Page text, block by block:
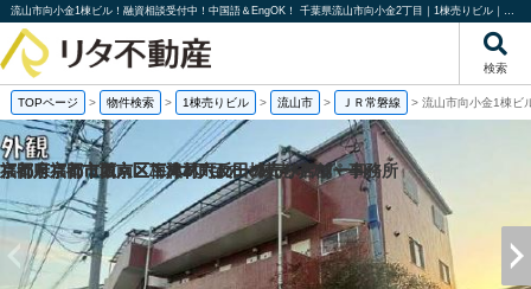
流山市向小金1棟ビル！融資相談受付中！中国語＆EngOK！ 千葉県流山市向小金2丁目｜1棟売りビル｜株式会社リタ不動産
検索
TOPページ > 物件検索 > 1棟売りビル > 流山市 > ＪＲ常磐線 > 流山市向小金1棟ビ
福岡県福岡市城南区梅林2丁目の一棟売りアパート
京都府京都市西京区下津林六反田の売り店舗・事務所
京都府京都市西京区下津林六反田の
京都府京都市下京区二人司町の一棟売りアパート